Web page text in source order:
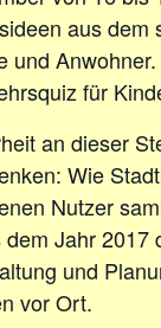
aus dem
und
für
an dieser
Wie
Nutzer
Jahr
und
vor Ort.